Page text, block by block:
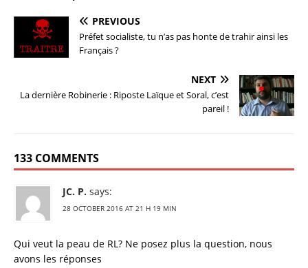
PREVIOUS
Préfet socialiste, tu n’as pas honte de trahir ainsi les
Français ?
NEXT
La dernière Robinerie : Riposte Laïque et Soral, c’est
pareil !
133 COMMENTS
JC. P. says:
28 OCTOBER 2016 AT 21 H 19 MIN
Qui veut la peau de RL? Ne posez plus la question, nous
avons les réponses